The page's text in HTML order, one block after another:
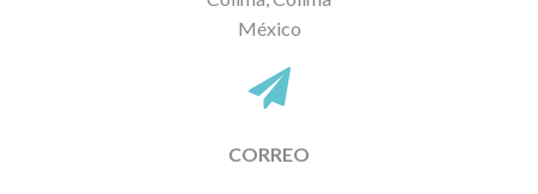
México
CORREO